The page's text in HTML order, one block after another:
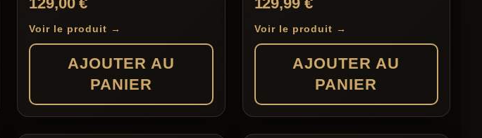
Voir le produit →
AJOUTER AU
PANIER
Voir le produit →
AJOUTER AU
PANIER